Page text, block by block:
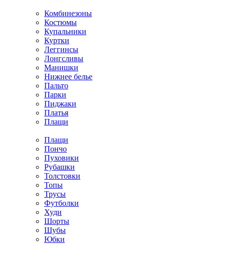
Комбинезоны
Костюмы
Купальники
Куртки
Леггинсы
Лонгсливы
Манишки
Нижнее белье
Пальто
Парки
Пиджаки
Платья
Плащи
Плащи
Пончо
Пуховики
Рубашки
Толстовки
Топы
Трусы
Футболки
Худи
Шорты
Шубы
Юбки